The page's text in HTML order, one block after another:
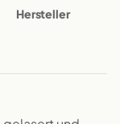
Hersteller